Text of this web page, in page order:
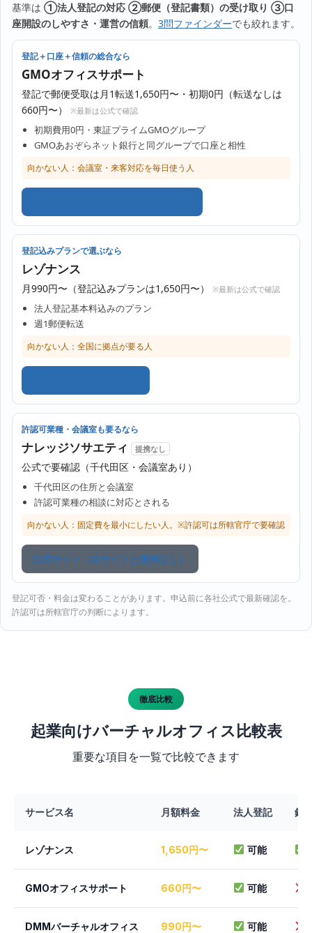
基準は ①法人登記の対応 ②郵便（登記書類）の受け取り ③口
座開設のしやすさ・運営の信頼。 3問ファインダーでも絞れます。
登記＋口座＋信頼の総合なら
GMOオフィスサポート
登記で郵便受取は月1転送1,650円〜・初期0円（転送なしは
660円〜）
※最新は公式で確認
初期費用0円・東証プライムGMOグループ
GMOあおぞらネット銀行と同グループで口座と相性
向かない人：会議室・来客対応を毎日使う人
登記込みプランで選ぶなら
レゾナンス
月990円〜（登記込みプランは1,650円〜） ※最新は公式で確認
法人登記基本料込みのプラン
週1郵便転送
向かない人：全国に拠点が要る人
許認可業種・会議室も要るなら
ナレッジソサエティ 提携なし
公式で要確認（千代田区・会議室あり）
千代田区の住所と会議室
許認可業種の相談に対応とされる
向かない人：固定費を最小にしたい人。※許認可は所轄官庁で要確認
公式サイト（当サイトと提携なし）
登記可否・料金は変わることがあります。申込前に各社公式で最新確認を。
許認可は所轄官庁の判断によります。
徹底比較
起業向けバーチャルオフィス比較表
重要な項目を一覧で比較できます
サービス名 月額料金 法人登記 銀
レゾナンス 1,650円〜 可能
GMOオフィスサポート 660円〜 可能
DMMバーチャルオフィス 990円〜 可能